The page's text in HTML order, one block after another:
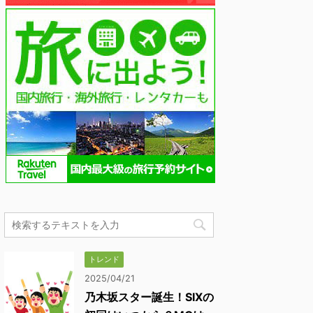
トレンド
2025/04/21
乃木坂スター誕生！SIXの